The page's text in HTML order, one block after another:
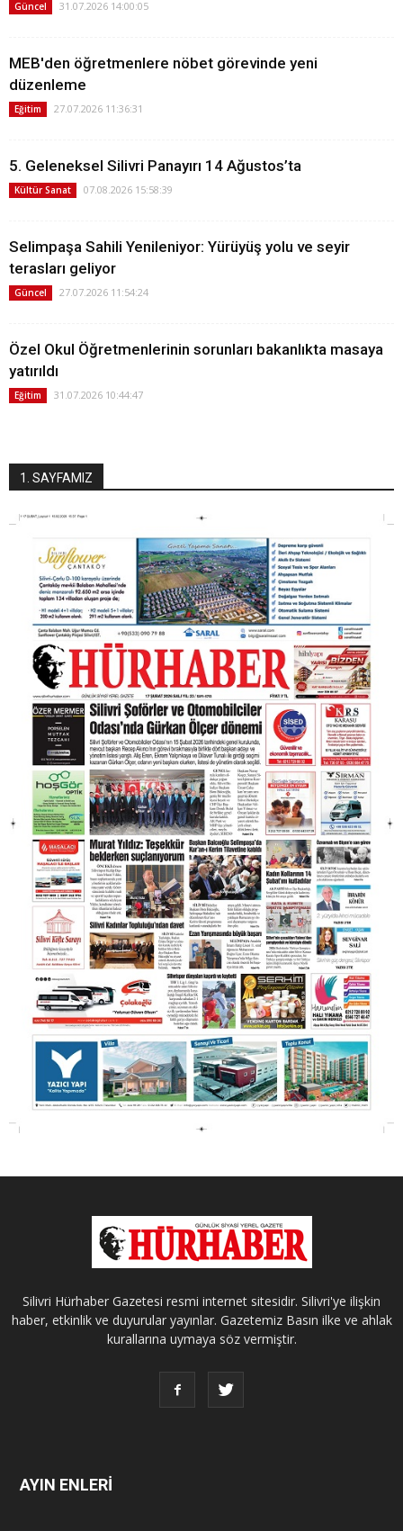
Güncel 31.07.2026 14:00:05
MEB'den öğretmenlere nöbet görevinde yeni
düzenleme
Eğitim 27.07.2026 11:36:31
5. Geleneksel Silivri Panayırı 14 Ağustos’ta
Kültür Sanat 07.08.2026 15:58:39
Selimpaşa Sahili Yenileniyor: Yürüyüş yolu ve seyir
terasları geliyor
Güncel 27.07.2026 11:54:24
Özel Okul Öğretmenlerinin sorunları bakanlıkta masaya
yatırıldı
Eğitim 31.07.2026 10:44:47
1. SAYFAMIZ
Silivri Hürhaber Gazetesi resmi internet sitesidir. Silivri'ye ilişkin
haber, etkinlik ve duyurular yayınlar. Gazetemiz Basın ilke ve ahlak
kurallarına uymaya söz vermiştir.
AYIN ENLERİ